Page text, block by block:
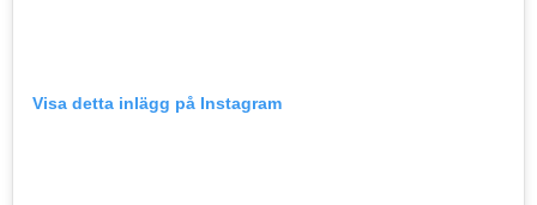
Visa detta inlägg på Instagram